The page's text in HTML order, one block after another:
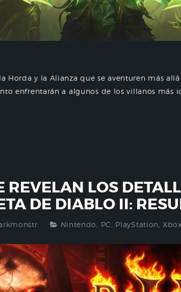
Horda y la Alianza que se aventuren más
enfrentarán a algunos de los villanos más
REVELAN LOS
DE DIABLO II:
Nintendo PC PlayStation Xbox